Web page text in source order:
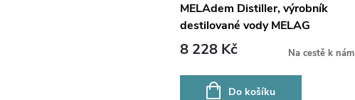
MELAdem Distiller, výrobník
destilované vody MELAG
8 228 Kč Na cestě k nám
Do košíku